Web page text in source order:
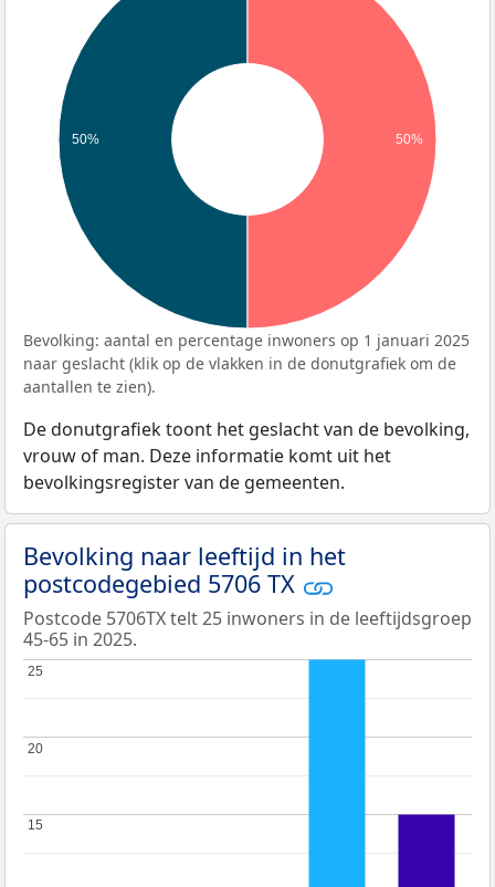
50% 50%
Bevolking: aantal en percentage inwoners op 1 januari 2025
naar geslacht (klik op de vlakken in de donutgrafiek om de
aantallen te zien).
De donutgrafiek toont het geslacht van de bevolking,
vrouw of man. Deze informatie komt uit het
bevolkingsregister van de gemeenten.
Bevolking naar leeftijd in het
postcodegebied 5706 TX
Postcode 5706TX telt 25 inwoners in de leeftijdsgroep
45-65 in 2025.
15
15
20
20
25
25